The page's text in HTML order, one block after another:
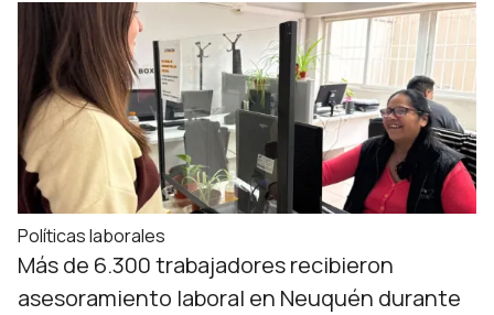
Políticas laborales
Más de 6.300 trabajadores recibieron
asesoramiento laboral en Neuquén durante